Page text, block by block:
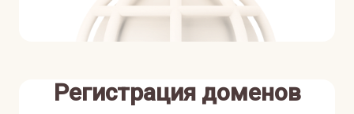
Регистрация доменов